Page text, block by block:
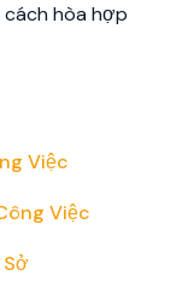
hòa hợp
Việc
Việc